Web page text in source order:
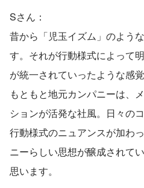
Sさん：
昔から「児玉イズム」のよう
す。それが行動様式によって
が統一されていったような感
もともと地元カンパニーは、
ションが活発な社風。日々の
行動様式のニュアンスが加わ
ニーらしい思想が醸成されて
思います。